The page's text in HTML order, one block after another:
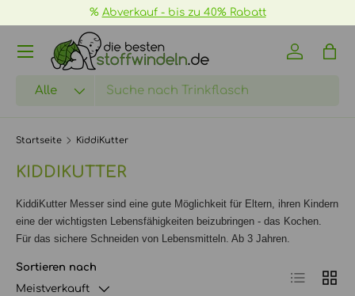
DIREKT ZUM INHALT
% Abverkauf - bis zu 40% Rabatt
Suchen
Alle
Einloggen
Startseite KiddiKutter
KIDDIKUTTER
KiddiKutter Messer sind eine gute Möglichkeit für Eltern, ihren Kindern
eine der wichtigsten Lebensfähigkeiten beizubringen - das Kochen.
Für das sichere Schneiden von Lebensmitteln. Ab 3 Jahren.
Sortieren nach
Meistverkauft